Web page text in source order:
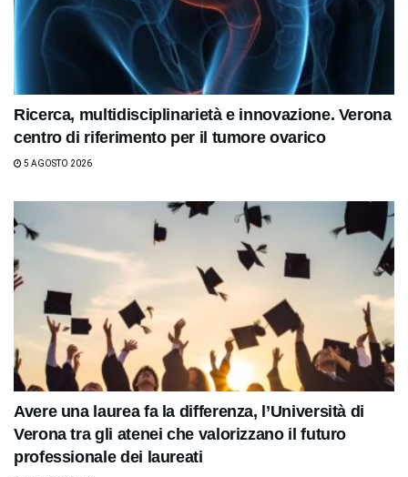
Ricerca, multidisciplinarietà e innovazione. Verona
centro di riferimento per il tumore ovarico
5 AGOSTO 2026
Avere una laurea fa la differenza, l’Università di
Verona tra gli atenei che valorizzano il futuro
professionale dei laureati